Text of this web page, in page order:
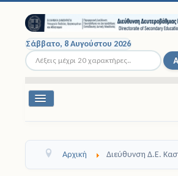
Σάββατο, 8 Αυγούστου 2026
Αναζήτηση...
Εναλλαγή
Αρχική Διεύθυνση Δ.Ε.